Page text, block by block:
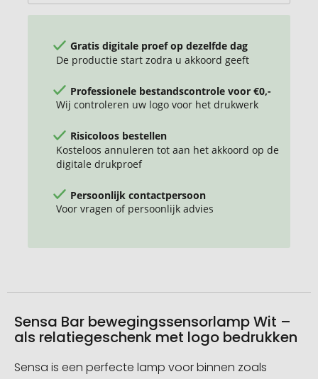
Gratis digitale proef op dezelfde dag
De productie start zodra u akkoord geeft
Professionele bestandscontrole voor €0,-
Wij controleren uw logo voor het drukwerk
Risicoloos bestellen
Kosteloos annuleren tot aan het akkoord op de
digitale drukproef
Persoonlijk contactpersoon
Voor vragen of persoonlijk advies
Sensa Bar bewegingssensorlamp Wit –
als relatiegeschenk met logo bedrukken
Sensa is een perfecte lamp voor binnen zoals